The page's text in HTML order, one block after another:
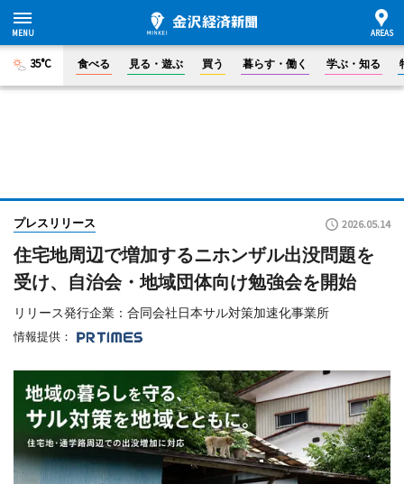
35°C 食べる 見る・遊ぶ 買う 暮らす・働く 学ぶ・知る
プレスリリース 2026.05.14
住宅地周辺で増加するニホンザル出没問題を
受け、自治会・地域団体向け勉強会を開始
リリース発行企業：合同会社日本サル対策加速化事業所
情報提供：